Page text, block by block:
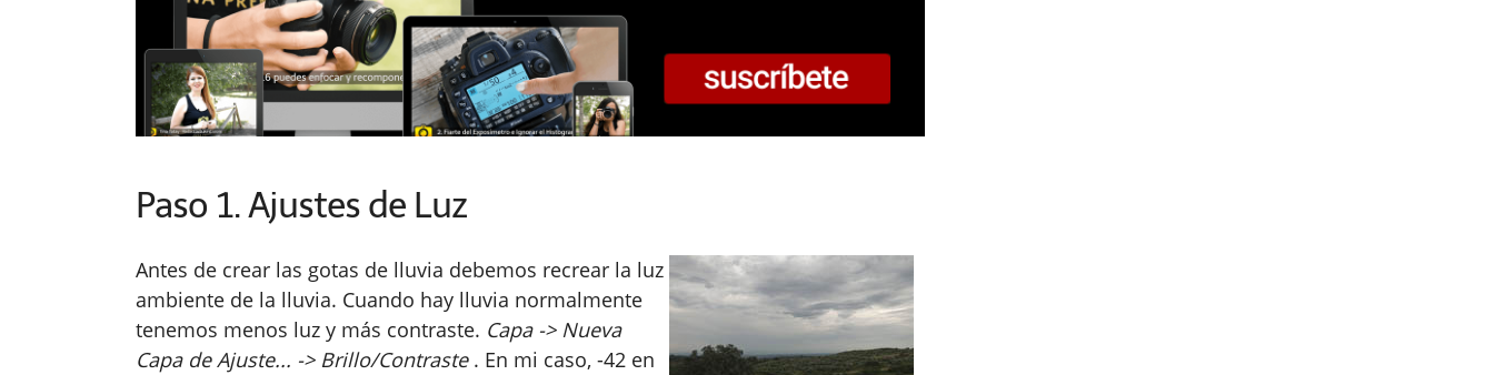
Paso 1. Ajustes de Luz
Antes de crear las gotas de lluvia debemos recrear la luz
ambiente de la lluvia. Cuando hay lluvia normalmente
tenemos menos luz y más contraste. Capa -> Nueva
Capa de Ajuste... -> Brillo/Contraste. En mi caso, -42 en